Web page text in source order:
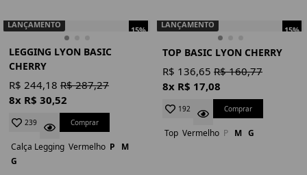
15%
LANÇAMENTO
LEGGING LYON BASIC
CHERRY
R$ 244,18 R$ 287,27
8x R$ 30,52
239 Comprar
Calça Legging Vermelho P
M
G
15%
LANÇAMENTO
TOP BASIC LYON CHERRY
R$ 136,65 R$ 160,77
8x R$ 17,08
192 Comprar
Top Vermelho P M G